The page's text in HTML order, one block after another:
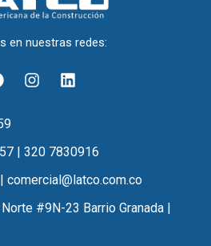
en nuestras redes:
I
n
g
a
m
L
i
d
n
| 320 7830916
comercial@latco.com.co
#9N-23 Barrio Granada |